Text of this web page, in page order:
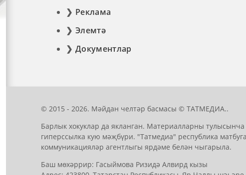
Реклама
Элемтә
Документлар
© 2015 - 2026. Мәйдан челтәр басмасы © ТАТМЕДИА..
Барлык хокуклар да якланган. Материалларны
гиперссылка кую мәҗбүри. "Татмедиа" республика
коммуникацияләр агентлыгы ярдәме белән чыгарыла.
Баш мөхәррир: Гасыймова Ризидә Алвирд кызы